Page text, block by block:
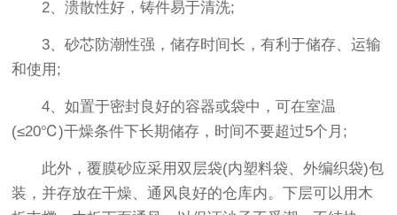
2、溃散性好，铸件易于清洗;
3、砂芯防潮性强，储存时间长，有利于储存、运输
和使用;
4、如置于密封良好的容器或袋中，可在室温
(≤20℃)干燥条件下长期储存，时间不要超过5个月;
此外，覆膜砂应采用双层袋(内塑料袋、外编织袋)包
装，并存放在干燥、通风良好的仓库内。下层可以用木